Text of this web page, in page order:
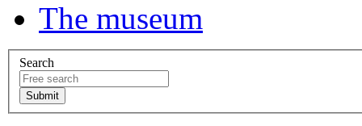
The museum
Search